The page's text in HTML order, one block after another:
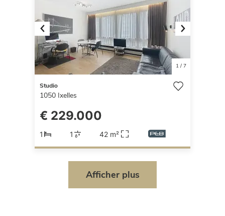
Previous Next
1/ 7
Studio
1050 Ixelles
€ 229.000
1 1 42 m²
Afficher plus